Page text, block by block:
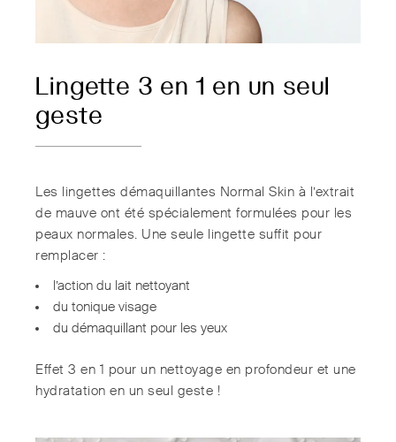
Lingette 3 en 1 en un seul
geste
Les lingettes démaquillantes Normal Skin à l’extrait
de mauve ont été spécialement formulées pour les
peaux normales. Une seule lingette suffit pour
remplacer :
l’action du lait nettoyant
du tonique visage
du démaquillant pour les yeux
Effet 3 en 1 pour un nettoyage en profondeur et une
hydratation en un seul geste !